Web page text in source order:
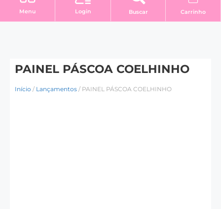
Menu Login Buscar Carrinho
PAINEL PÁSCOA COELHINHO
Início / Lançamentos / PAINEL PÁSCOA COELHINHO